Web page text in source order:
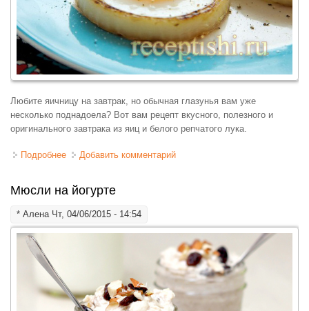
Любите яичницу на завтрак, но обычная глазунья вам уже
несколько поднадоела? Вот вам рецепт вкусного, полезного и
оригинального завтрака из яиц и белого репчатого лука.
Подробнее о Глазунья в луковых колечках
Добавить комментарий
Мюсли на йогурте
* АленаЧт, 04/06/2015 - 14:54